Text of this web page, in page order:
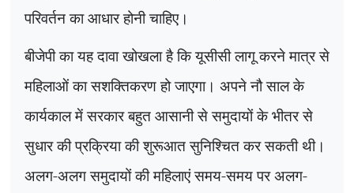
परिवर्तन का आधार होनी चाहिए।
बीजेपी का यह दावा खोखला है कि यूसीसी लागू करने मात्र से
महिलाओं का सशक्तिकरण हो जाएगा। अपने नौ साल के
कार्यकाल में सरकार बहुत आसानी से समुदायों के भीतर से
सुधार की प्रक्रिया की शुरूआत सुनिश्चित कर सकती थी।
अलग-अलग समुदायों की महिलाएं समय-समय पर अलग-